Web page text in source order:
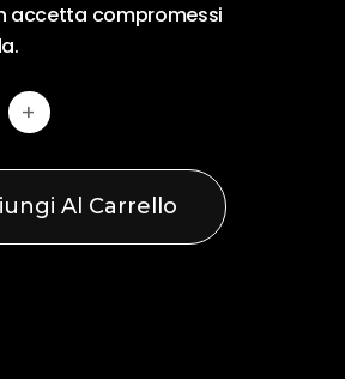
accetta compromessi
Al Carrello